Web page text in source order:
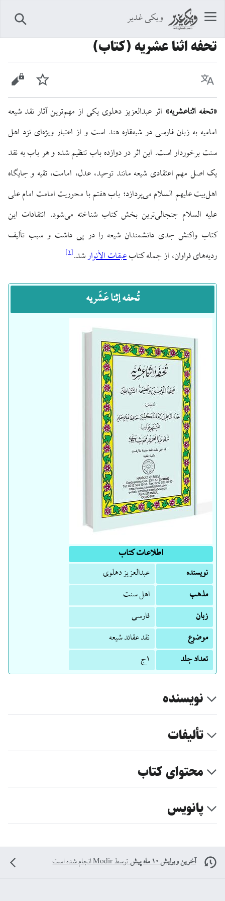
ویکی غدیر
تحفه اثنا عشریه (کتاب)
زبان پیگیری
«تحفه اثناعشریه» اثر عبدالعزیز دهلوی یکی از مهم‌ترین آثار نقد شیعه
امامیه به زبان فارسی در شبه‌قاره هند است و از اعتبار ویژه‌ای نزد اهل
سنت برخوردار است. این اثر در دوازده باب تنظیم شده و هر باب به نقد
یک اصل مهم اعتقادی شیعه مانند توحید، عدل، امامت، تقیه و جایگاه
اهل‌بیت علیهم السلام می‌پردازد؛ باب هفتم با محوریت امامت امام علی
علیه السلام جنجالی‌ترین بخش کتاب شناخته می‌شود. انتقادات این
کتاب واکنش جدی دانشمندان شیعه را در پی داشت و سبب تألیف
ردیه‌های فراوان، از جمله کتابعبقات الأنوارشد.[۱]
تُحفه اِثنا عَشَریه
اطلاعات کتاب
نویسنده
عبدالعزیز دهلوی
مذهب
اهل سنت
زبان
فارسی
موضوع
نقد عقائد شیعه
تعداد جلد
۱ج
نویسنده
تألیفات
محتوای کتاب
پانویس
آخرین ویرایش ۱۰ ماه پیش توسطModirانجام شده است